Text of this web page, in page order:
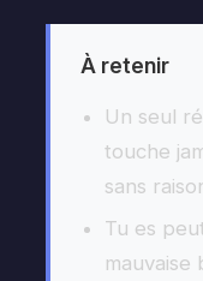
À retenir
Un seul
touche
sans
Tu es
mauvaise